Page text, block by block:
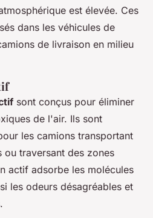
est élevée. Ces
dans les véhicules de
de livraison en milieu
sont conçus pour éliminer
de l'air. Ils sont
les camions transportant
traversant des zones
actif adsorbe les molécules
les odeurs désagréables et